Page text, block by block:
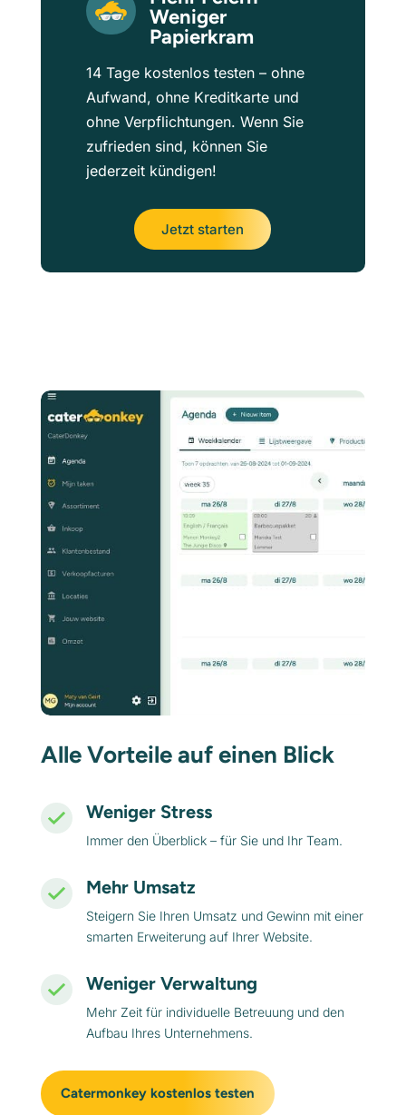
Weniger
Papierkram
14 Tage kostenlos testen – ohne
Aufwand, ohne Kreditkarte und
ohne Verpflichtungen. Wenn Sie
zufrieden sind, können Sie
jederzeit kündigen!
Jetzt starten
Alle Vorteile auf einen Blick
Weniger Stress
Immer den Überblick – für Sie und Ihr Team.
Mehr Umsatz
Steigern Sie Ihren Umsatz und Gewinn mit einer
smarten Erweiterung auf Ihrer Website.
Weniger Verwaltung
Mehr Zeit für individuelle Betreuung und den
Aufbau Ihres Unternehmens.
Catermonkey kostenlos testen